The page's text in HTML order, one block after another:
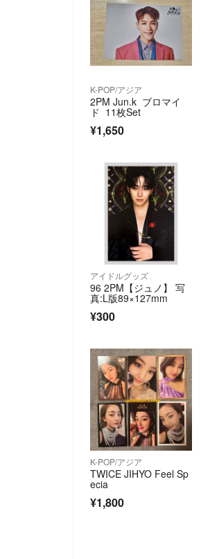
K-POP/アジア
2PM Jun.k ブロマイ
ド 11枚Set
¥1,650
アイドルグッズ
96 2PM【ジュノ】 写
真:L版89×127mm
¥300
K-POP/アジア
TWICE JIHYO Feel Sp
ecia
¥1,800